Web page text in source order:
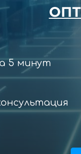
5 минут